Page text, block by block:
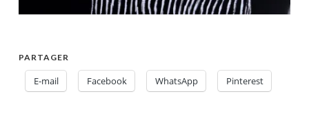
PARTAGER
E-mail Facebook WhatsApp Pinterest